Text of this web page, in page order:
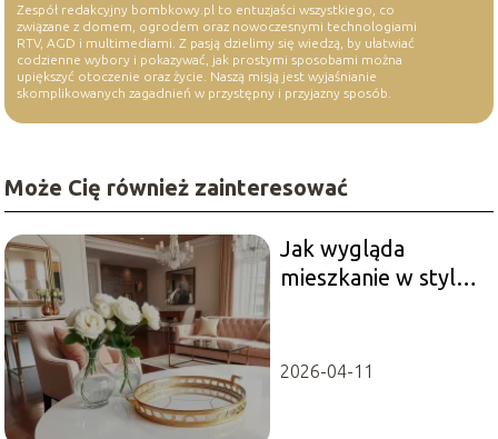
Zespół redakcyjny bombkowy.pl to entuzjaści wszystkiego, co
związane z domem, ogrodem oraz nowoczesnymi technologiami
RTV, AGD i multimediami. Z pasją dzielimy się wiedzą, by ułatwiać
codzienne wybory i pokazywać, jak prostymi sposobami można
upiększyć otoczenie oraz życie. Naszą misją jest wyjaśnianie
skomplikowanych zagadnień w przystępny i przyjazny sposób.
Może Cię również zainteresować
Jak wygląda
mieszkanie w stylu
2026-04-11